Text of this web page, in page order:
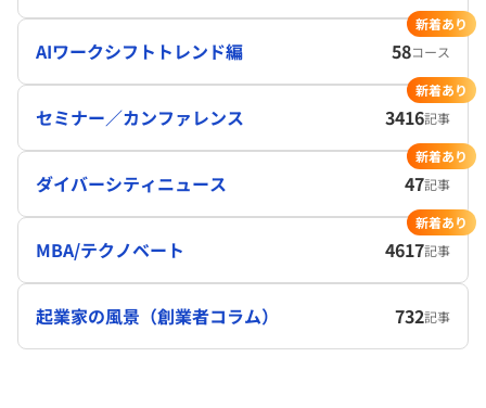
AIワークシフトトレンド編 58コース
新着あり
セミナー／カンファレンス 3416記事
新着あり
ダイバーシティニュース 47記事
新着あり
MBA/テクノベート 4617記事
新着あり
起業家の風景（創業者コラム） 732記事